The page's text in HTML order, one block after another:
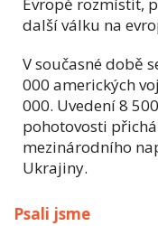
Evropě rozmístit,
další válku na
V současné době
000 amerických
000. Uvedení 8
pohotovosti
mezinárodního
Ukrajiny.
Psali jsme